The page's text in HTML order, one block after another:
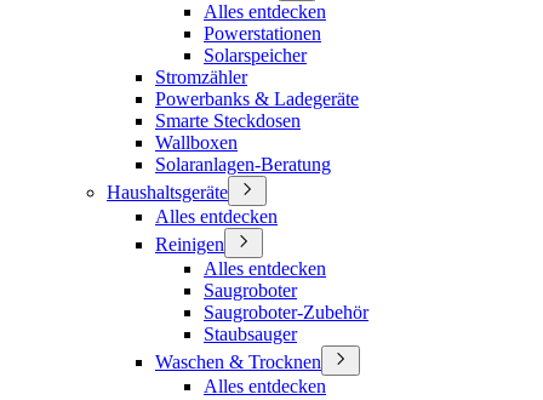
Alles entdecken
Powerstationen
Solarspeicher
Stromzähler
Powerbanks & Ladegeräte
Smarte Steckdosen
Wallboxen
Solaranlagen-Beratung
Haushaltsgeräte
Alles entdecken
Reinigen
Alles entdecken
Saugroboter
Saugroboter-Zubehör
Staubsauger
Waschen & Trocknen
Alles entdecken